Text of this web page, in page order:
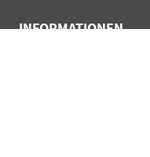
INFORMATIONEN